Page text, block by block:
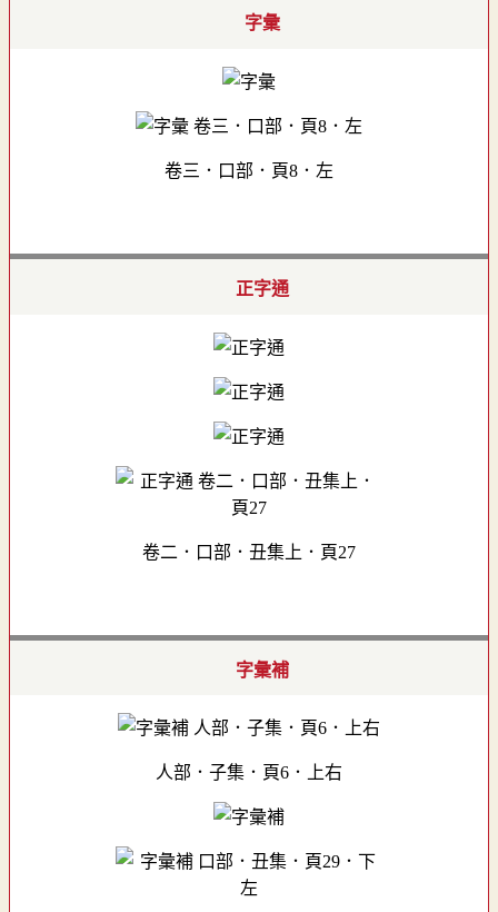
字彙
卷三．口部．頁8．左
正字通
卷二．口部．丑集上．頁27
字彙補
人部．子集．頁6．上右